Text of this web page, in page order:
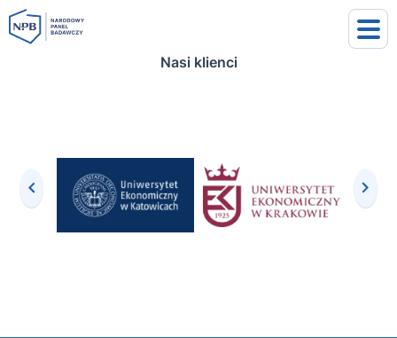
Nasi klienci